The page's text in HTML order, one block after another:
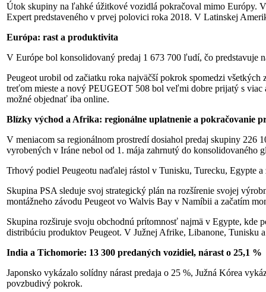
Útok skupiny na ľahké úžitkové vozidlá pokračoval mimo Európy.
Expert predstaveného v prvej polovici roka 2018. V Latinskej
Európa: rast a produktivita
V Európe bol konsolidovaný predaj 1 673 700 ľudí, čo predstavuje
Peugeot urobil od začiatku roka najväčší pokrok spomedzi
treťom mieste a nový PEUGEOT 508 bol veľmi dobre prijatý s
možné objednať iba online.
Blízky východ a Afrika: regionálne uplatnenie a pokračovanie
V meniacom sa regionálnom prostredí dosiahol predaj skupiny 226
vyrobených v Iráne nebol od 1. mája zahrnutý do konsolidovaného
Trhový podiel Peugeotu naďalej rástol v Tunisku, Turecku, Egypte
Skupina PSA sleduje svoj strategický plán na rozšírenie svojej
montážneho závodu Peugeot vo Walvis Bay v Namíbii a začatím
Skupina rozširuje svoju obchodnú prítomnosť najmä v Egypte, kde
distribúciu produktov Peugeot. V Južnej Afrike, Libanone, Tunisku
India a Tichomorie: 13 300 predaných vozidiel, nárast o 25,1 %
Japonsko vykázalo solídny nárast predaja o 25 %, Južná Kórea
povzbudivý pokrok.